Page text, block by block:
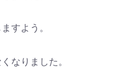
すよう。
なりました。